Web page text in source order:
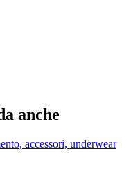
anche
accessori, underwear